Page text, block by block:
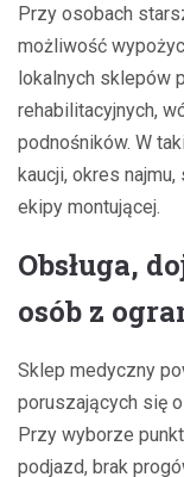
Przy osobach
możliwość
lokalnych sklepów
rehabilitacyjnych,
podnośników. W
kaucji, okres
ekipy montującej.
Obsługa,
osób z
Sklep medyczny
poruszających się
Przy wyborze
podjazd, brak